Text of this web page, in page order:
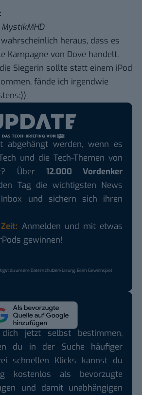
MystikMHD
heraus, dass es
Kampagne von Dove handelt.
die Siegerin sollte statt einem iPod
fände ich irgendwie
abgehängt werden, wenn es
und die Tech-Themen von
Über 12.000 Vordenker
Tag die wichtigsten News
und sichern sich ihren
Anmelden und mit etwas
gewinnen!
du unsereDatenschutzerklärung. Beim Gewinnspiel
jetzt selbst bestimmen,
du in der Suche häufiger
schnellen Klicks kannst du
kostenlos als bevorzugte
und damit unabhängigen